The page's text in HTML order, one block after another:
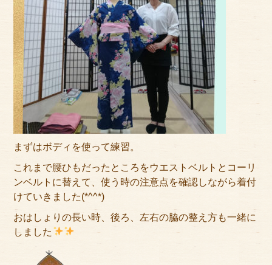
プライバシーポリシー
サイトマップ
まずはボディを使って練習。
これまで腰ひもだったところをウエストベルトとコーリ
ンベルトに替えて、使う時の注意点を確認しながら着付
けていきました(*^^*)
おはしょりの長い時、後ろ、左右の脇の整え方も一緒に
しました